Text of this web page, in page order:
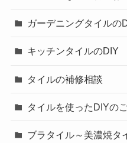
ガーデニングタイルの
キッチンタイルのDIY
タイルの補修相談
タイルを使ったDIYの
ブラタイル～美濃焼タ